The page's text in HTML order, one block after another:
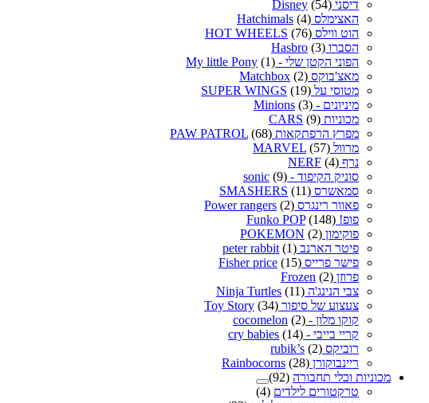
דיסני Disney (54)
האצימלס Hatchimals (4)
הוט ווילס HOT WHEELS (76)
הסברו Hasbro (3)
הפוני הקטן שלי - My little Pony (1)
מאצ'בוקס Matchbox (2)
מטוסי על SUPER WINGS (19)
מיניונים - Minions (3)
מכוניות CARS (9)
מפרץ הרפתקאות PAW PATROL (68)
מרוול MARVEL (57)
נרף NERF (4)
סוניק הקיפוד - sonic (9)
סמאשרס SMASHERS (11)
פאוור רינגרס Power rangers (2)
פופ! Funko POP (148)
פוקימון POKEMON (2)
פיטר הארנב peter rabbit (1)
פישר פרייס Fisher price (15)
פרוזן Frozen (2)
צבי הנינג'ה Ninja Turtles (11)
צעצוע של סיפור Toy Story (34)
קוקו מלון - cocomelon (2)
קריי בייבי - cry babies (14)
רוביקס rubik’s (2)
ריינבוקורן Rainbocorns (28)
מכוניות וכלי תחבורה (92)
טרקטורים לילדים (4)